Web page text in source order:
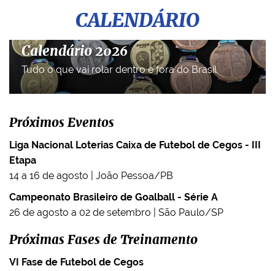
CALENDÁRIO
Calendário 2026
Tudo o que vai rolar dentro e fora do Brasil
Próximos Eventos
Liga Nacional Loterias Caixa de Futebol de Cegos - III
Etapa
14 a 16 de agosto | João Pessoa/PB
Campeonato Brasileiro de Goalball - Série A
26 de agosto a 02 de setembro | São Paulo/SP
Próximas Fases de Treinamento
VI Fase de Futebol de Cegos